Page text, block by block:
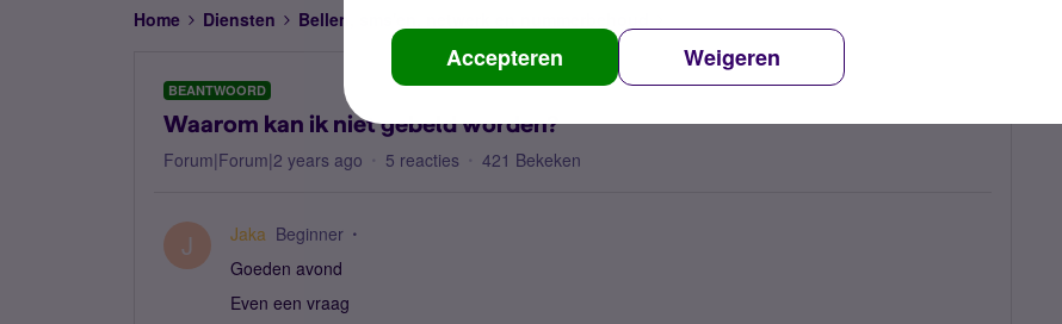
Accepteren Weigeren
Home Diensten Bellen, sms'en, netwerk en nummerbehoud
BEANTWOORD
Waarom kan ik niet gebeld worden?
Forum|Forum|2 years ago 5 reacties 421 Bekeken
J Jaka Beginner
Goeden avond
Even een vraag